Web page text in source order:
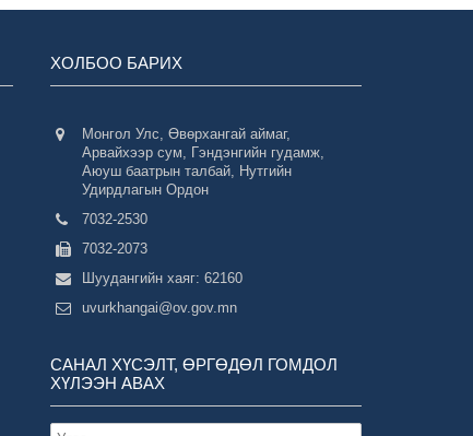
ХОЛБОО БАРИХ
Монгол Улс, Өвөрхангай аймаг,
Арвайхээр сум, Гэндэнгийн гудамж,
Аюуш баатрын талбай, Нутгийн
Удирдлагын Ордон
7032-2530
7032-2073
Шуудангийн хаяг: 62160
uvurkhangai@ov.gov.mn
САНАЛ ХҮСЭЛТ, ӨРГӨДӨЛ ГОМДОЛ
ХҮЛЭЭН АВАХ